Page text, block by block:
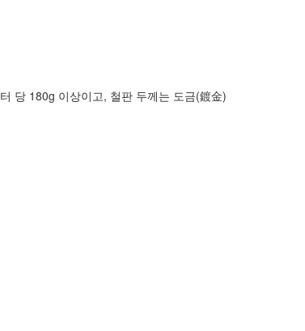
당 180g 이상이고, 철판 두께는 도금(鍍金)